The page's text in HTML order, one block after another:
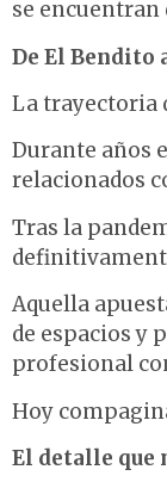
se encuentran
De El Bendito
La trayectoria
Durante años
relacionados
Tras la
Aquella
de espacios y
profesional
Hoy
El detalle que